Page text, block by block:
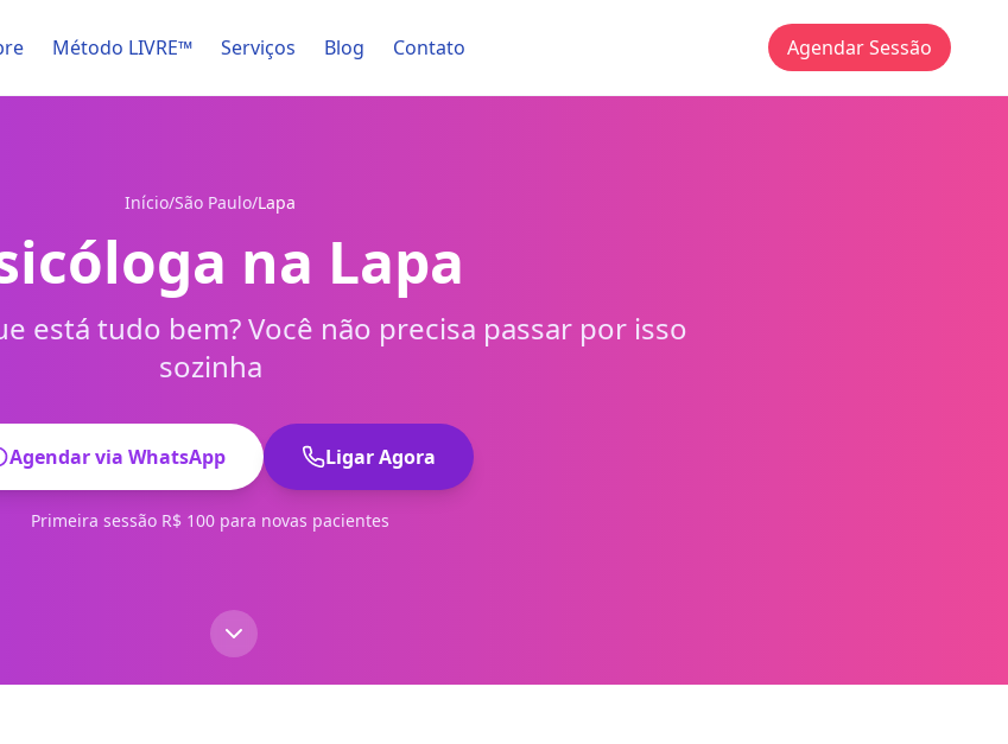
Método LIVRE™ Serviços Blog Contato Agendar Sessão
Início/São Paulo/Lapa
na Lapa
está tudo bem? Você não precisa passar por isso
sozinha
Agendar via WhatsApp Ligar Agora
Primeira sessão R$ 100 para novas pacientes